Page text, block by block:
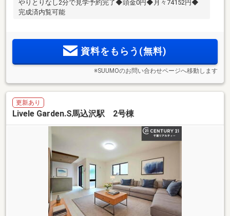
やりとりなし2分で見学予約完了◆頭金0円◆月々74152円◆
完成済内覧可能
資料をもらう(無料)
※SUUMOのお問い合わせページへ移動します
更新あり
Livele Garden.S馬込沢駅 2号棟